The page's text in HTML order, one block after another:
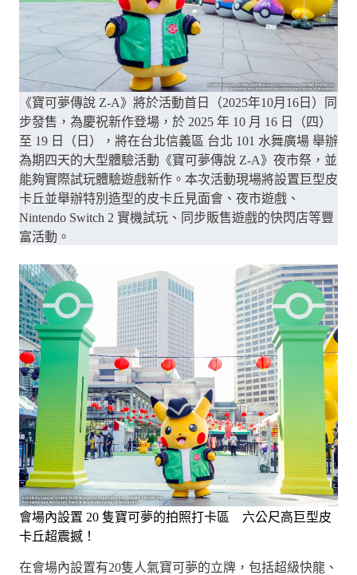
《寶可夢傳說 Z-A》將於活動首日（2025年10月16日）同
步發售，為慶祝新作登場，於 2025 年 10 月 16 日（四）
至 19 日（日），將在台北信義區 台北 101 水舞廣場 舉辦
為期四天的大型體驗活動《寶可夢傳說 Z-A》夜市祭，並
能夠實際試玩體驗遊戲新作。本次活動現場將設置巨型皮
卡丘並舉辦特別造型的皮卡丘見面會、夜市遊戲、
Nintendo Switch 2 實機試玩、同步販售遊戲的快閃店等豐
富活動。
會場內設置 20 隻寶可夢的拍照打卡區 六公尺高巨型皮
卡丘超震撼！
在會場內設置有20隻人氣寶可夢的立牌，包括超級快龍、